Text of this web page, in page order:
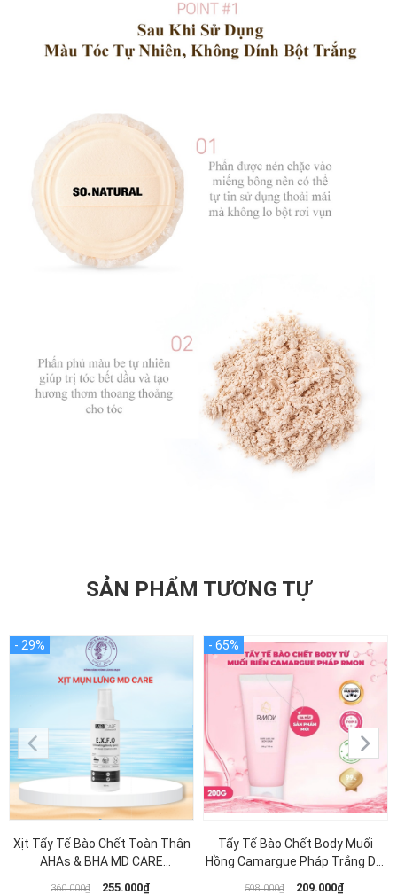
SẢN PHẨM TƯƠNG TỰ
Xịt Tẩy Tế Bào Chết Toàn Thân
AHAs & BHA MD CARE
360.000₫ 255.000₫
Tẩy Tế Bào Chết Body Muối
Hồng Camargue Pháp Trắng Da,
598.000₫ 209.000₫